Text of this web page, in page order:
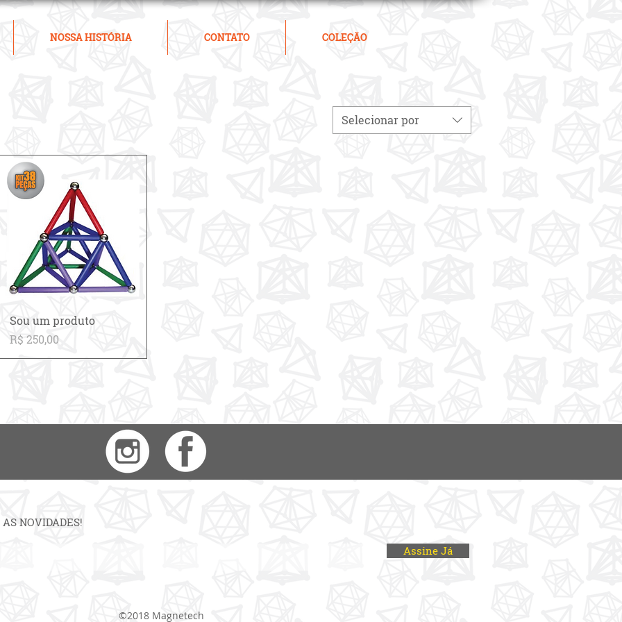
NOSSA HISTÓRIA CONTATO COLEÇÃO
Selecionar por
Visualização rápida
Sou um produto
Preço
R$ 250,00
©2018 Magnetech
NOVIDADES!
Assine Já